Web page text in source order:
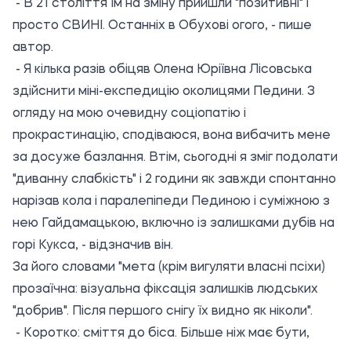
- В 21 століття їм на зміну прийшли "позитивні" і
просто СВИНІ. Останніх в Обухові огого, - пише
автор.
- Я кілька разів обіцяв Олена Юріївна Лісовська
здійснити міні-експедицію околицями Педини. З
огляду на мою очевидну соціопатію і
прокрастинацію, сподіваюся, вона вибачить мене
за досуже базлання. Втім, сьогодні я зміг подолати
"диванну слабкість" і 2 години як завжди спонтанно
нарізав кола і паралепіпеди Пединою і суміжною з
нею Гайдамацькою, включно із залишками дубів на
горі Кукса, - відзначив він.
За його словами "мета (крім вигуляти власні псіхи)
прозаїчна: візуальна фіксація залишків людських
"добрив". Після першого снігу їх видно як ніколи".
- Коротко: сміття до біса. Більше ніж має бути,